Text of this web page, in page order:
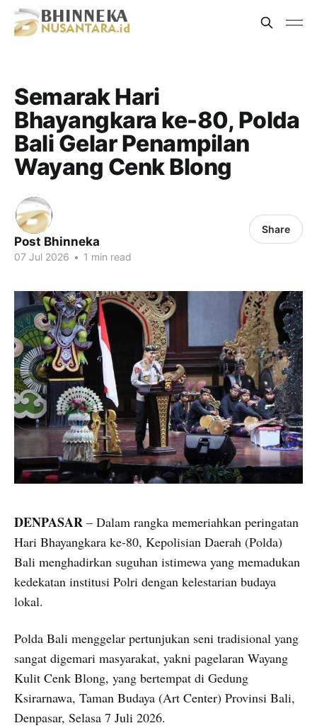
Semarak Hari
Bhayangkara ke-80, Polda
Bali Gelar Penampilan
Wayang Cenk Blong
Post Bhinneka
07 Jul 2026 • 1 min read
Share
DENPASAR – Dalam rangka memeriahkan peringatan
Hari Bhayangkara ke-80, Kepolisian Daerah (Polda)
Bali menghadirkan suguhan istimewa yang memadukan
kedekatan institusi Polri dengan kelestarian budaya
lokal.
Polda Bali menggelar pertunjukan seni tradisional yang
sangat digemari masyarakat, yakni pagelaran Wayang
Kulit Cenk Blong, yang bertempat di Gedung
Ksirarnawa, Taman Budaya (Art Center) Provinsi Bali,
Denpasar, Selasa 7 Juli 2026.